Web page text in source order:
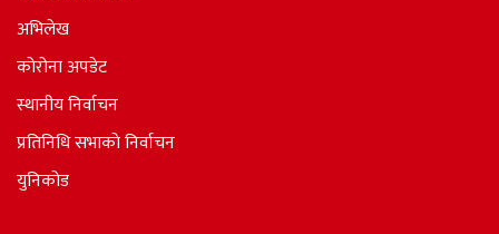
अभिलेख
कोरोना अपडेट
स्थानीय निर्वाचन
प्रतिनिधि सभाकाे निर्वाचन
युनिकोड